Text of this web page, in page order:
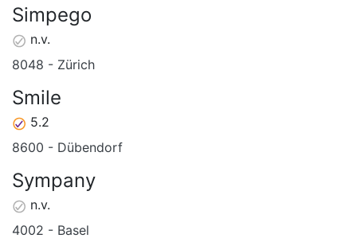
Simpego
n.v.
8048 - Zürich
Smile
5.2
8600 - Dübendorf
Sympany
n.v.
4002 - Basel